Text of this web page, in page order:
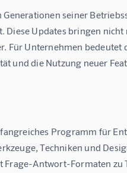
seiner
Diese Updates bringen
Unternehmen bedeutet
und die Nutzung neuer
Programm für
Techniken und
Antwort-Formaten zu